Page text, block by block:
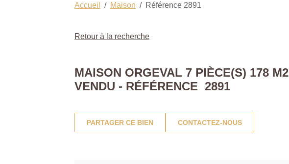
Accueil Maison Référence 2891
Retour à la recherche
MAISON ORGEVAL 7 PIÈCE(S) 178 M2
VENDU - RÉFÉRENCE 2891
PARTAGER CE BIEN CONTACTEZ-NOUS